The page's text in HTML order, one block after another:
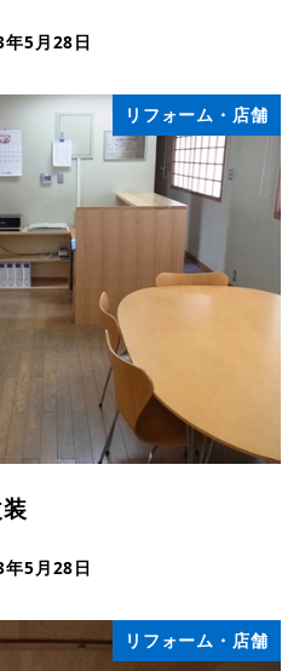
5月28日
リフォーム・店舗
5月28日
リフォーム・店舗